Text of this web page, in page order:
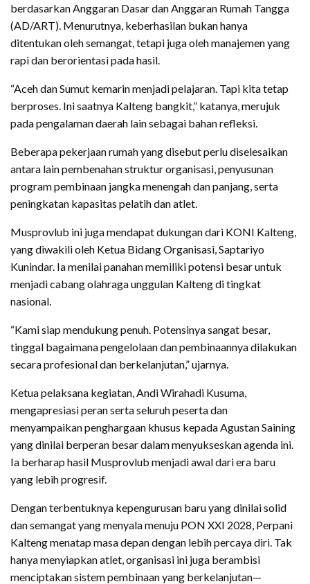
berdasarkan Anggaran Dasar dan Anggaran Rumah Tangga
(AD/ART). Menurutnya, keberhasilan bukan hanya
ditentukan oleh semangat, tetapi juga oleh manajemen yang
rapi dan berorientasi pada hasil.
“Aceh dan Sumut kemarin menjadi pelajaran. Tapi kita tetap
berproses. Ini saatnya Kalteng bangkit,” katanya, merujuk
pada pengalaman daerah lain sebagai bahan refleksi.
Beberapa pekerjaan rumah yang disebut perlu diselesaikan
antara lain pembenahan struktur organisasi, penyusunan
program pembinaan jangka menengah dan panjang, serta
peningkatan kapasitas pelatih dan atlet.
Musprovlub ini juga mendapat dukungan dari KONI Kalteng,
yang diwakili oleh Ketua Bidang Organisasi, Saptariyo
Kunindar. Ia menilai panahan memiliki potensi besar untuk
menjadi cabang olahraga unggulan Kalteng di tingkat
nasional.
“Kami siap mendukung penuh. Potensinya sangat besar,
tinggal bagaimana pengelolaan dan pembinaannya dilakukan
secara profesional dan berkelanjutan,” ujarnya.
Ketua pelaksana kegiatan, Andi Wirahadi Kusuma,
mengapresiasi peran serta seluruh peserta dan
menyampaikan penghargaan khusus kepada Agustan Saining
yang dinilai berperan besar dalam menyukseskan agenda ini.
Ia berharap hasil Musprovlub menjadi awal dari era baru
yang lebih progresif.
Dengan terbentuknya kepengurusan baru yang dinilai solid
dan semangat yang menyala menuju PON XXI 2028, Perpani
Kalteng menatap masa depan dengan lebih percaya diri. Tak
hanya menyiapkan atlet, organisasi ini juga berambisi
menciptakan sistem pembinaan yang berkelanjutan—